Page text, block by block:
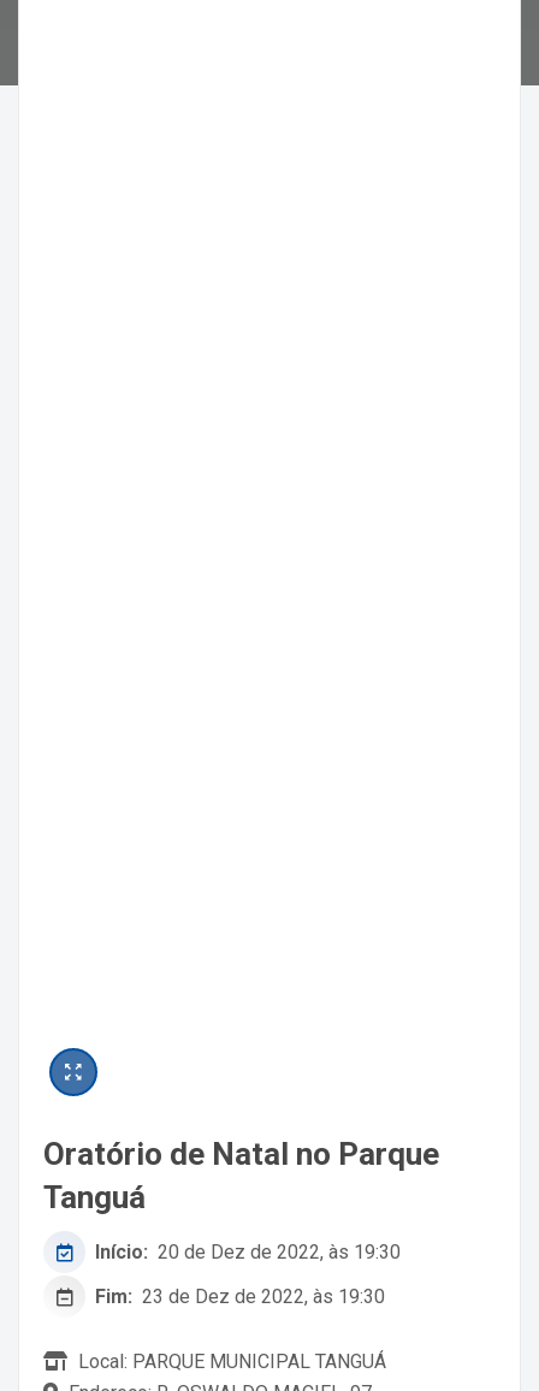
Oratório de Natal no Parque
Tanguá
Início: 20 de Dez de 2022, às 19:30
Fim: 23 de Dez de 2022, às 19:30
Local: PARQUE MUNICIPAL TANGUÁ